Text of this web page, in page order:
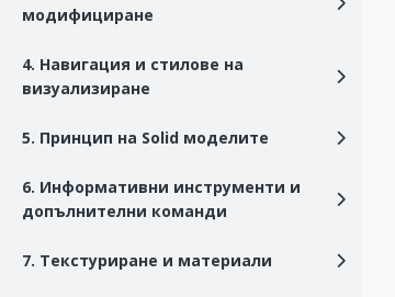
модифициране
4. Навигация и стилове на
визуализиране
5. Принцип на Solid моделите
6. Информативни инструменти и
допълнителни команди
7. Текстуриране и материали